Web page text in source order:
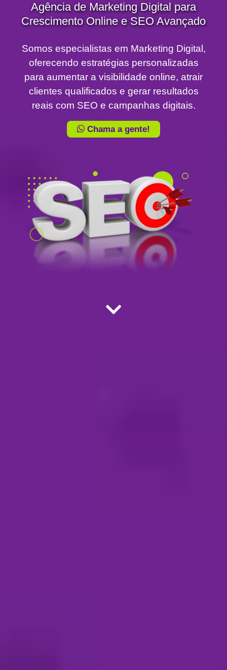
Agência de Marketing Digital para
Crescimento Online e SEO Avançado
Somos especialistas em Marketing Digital,
oferecendo estratégias personalizadas
para aumentar a visibilidade online, atrair
clientes qualificados e gerar resultados
reais com SEO e campanhas digitais.
Chama a gente!